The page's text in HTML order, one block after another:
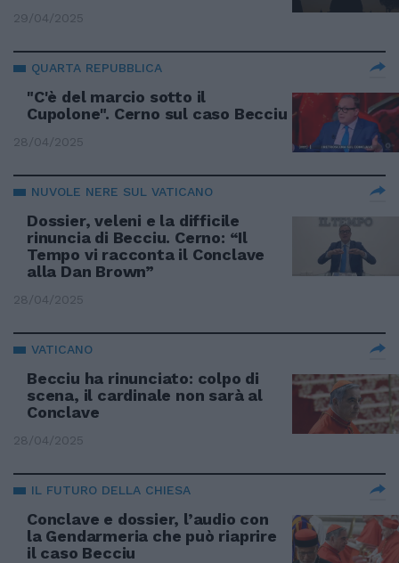
29/04/2025
QUARTA REPUBBLICA
"C'è del marcio sotto il
Cupolone". Cerno sul caso Becciu
28/04/2025
NUVOLE NERE SUL VATICANO
Dossier, veleni e la difficile
rinuncia di Becciu. Cerno: “Il
Tempo vi racconta il Conclave
alla Dan Brown”
28/04/2025
VATICANO
Becciu ha rinunciato: colpo di
scena, il cardinale non sarà al
Conclave
28/04/2025
IL FUTURO DELLA CHIESA
Conclave e dossier, l’audio con
la Gendarmeria che può riaprire
il caso Becciu